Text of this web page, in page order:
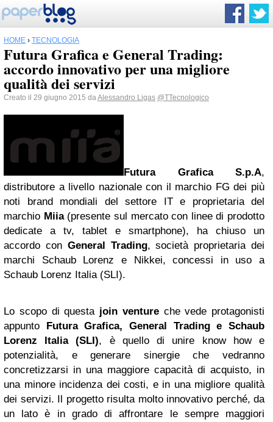
HOME › TECNOLOGIA
Futura Grafica e General Trading:
accordo innovativo per una migliore
qualità dei servizi
Creato il 29 giugno 2015 daAlessandro Ligas @TTecnologico
Futura Grafica S.p.A,
distributore a livello nazionale con il marchio FG dei più
noti brand mondiali del settore IT e proprietaria del
marchio Miia(presente sul mercato con linee di prodotto
dedicate a tv, tablet e smartphone), ha chiuso un
accordo con General Trading, società proprietaria dei
marchi Schaub Lorenz e Nikkei, concessi in uso a
Schaub Lorenz Italia (SLI).
Lo scopo di questa join ventureche vede protagonisti
appunto Futura Grafica, General Trading e Schaub
Lorenz Italia (SLI), è quello di unire know how e
potenzialità, e generare sinergie che vedranno
concretizzarsi in una maggiore capacità di acquisto, in
una minore incidenza dei costi, e in una migliore qualità
dei servizi. Il progetto risulta molto innovativo perché, da
un lato è in grado di affrontare le sempre maggiori